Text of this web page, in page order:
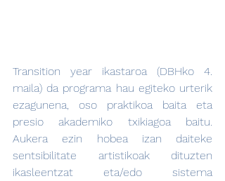
Transition year ikastaroa (DBHko 4.
maila) da programa hau egiteko urterik
ezagunena, oso praktikoa baita eta
presio akademiko txikiagoa baitu.
Aukera ezin hobea izan daiteke
sentsibilitate artistikoak dituzten
ikasleentzat eta/edo sistema